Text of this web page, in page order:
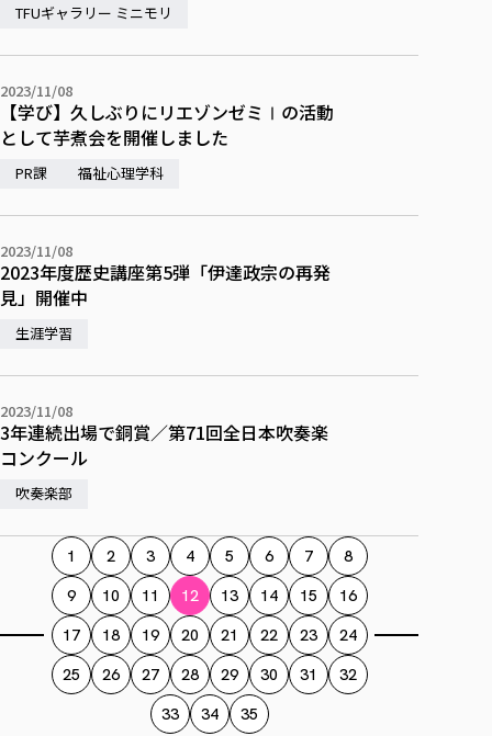
TFUギャラリー ミニモリ
2023/11/08
【学び】久しぶりにリエゾンゼミⅠの活動
として芋煮会を開催しました
PR課 福祉心理学科
2023/11/08
2023年度歴史講座第5弾「伊達政宗の再発
見」開催中
生涯学習
2023/11/08
3年連続出場で銅賞／第71回全日本吹奏楽
コンクール
吹奏楽部
1 2 3 4 5 6 7
8
9
10 11 12 13 14 15
16
17
18 19 20 21 22 23
24
25
26 27 28 29 30 31
32
33
34 35